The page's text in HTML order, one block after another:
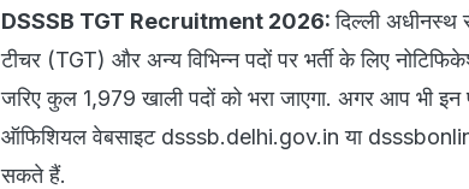
DSSSB TGT Recruitment 2026:दिल्ली अधीनस्थ
टीचर (TGT) और अन्य विभिन्न पदों पर भर्ती के लिए
जरिए कुल 1,979 खाली पदों को भरा जाएगा. अगर आप भी इन
ऑफिशियल वेबसाइट dsssb.delhi.gov.in या
सकते हैं.